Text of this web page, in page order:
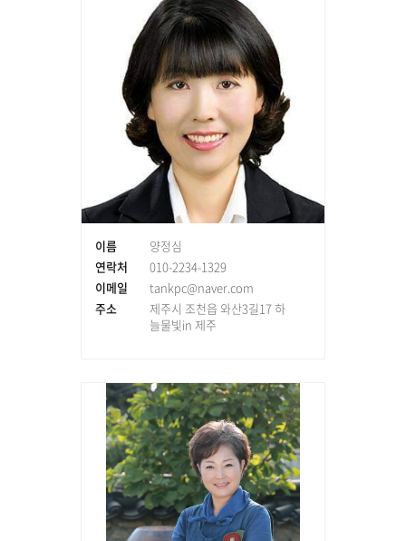
이름
양정심
연락처
010-2234-1329
이메일
tankpc@naver.com
주소
제주시 조천읍 와산3길17 하
늘물빛in 제주